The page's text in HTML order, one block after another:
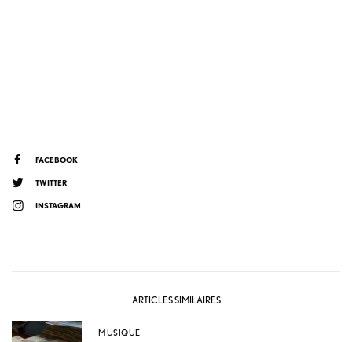
FACEBOOK
TWITTER
INSTAGRAM
ARTICLES SIMILAIRES
MUSIQUE